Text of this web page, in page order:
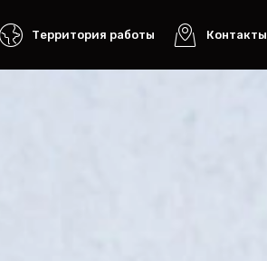
Территория работы Контакты